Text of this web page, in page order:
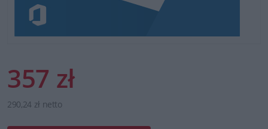
357 zł
290,24 zł netto